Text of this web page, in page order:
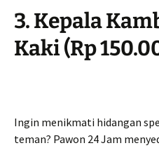
3. Kepala
Kaki (Rp
Ingin menikmati hidangan
teman? Pawon 24 Jam